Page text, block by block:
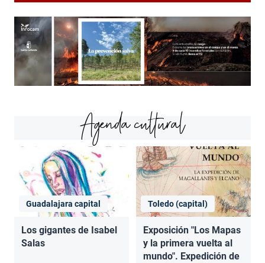
Agenda cultural
Guadalajara capital
Los gigantes de Isabel
Salas
Toledo (capital)
Exposición "Los Mapas
y la primera vuelta al
mundo". Expedición de